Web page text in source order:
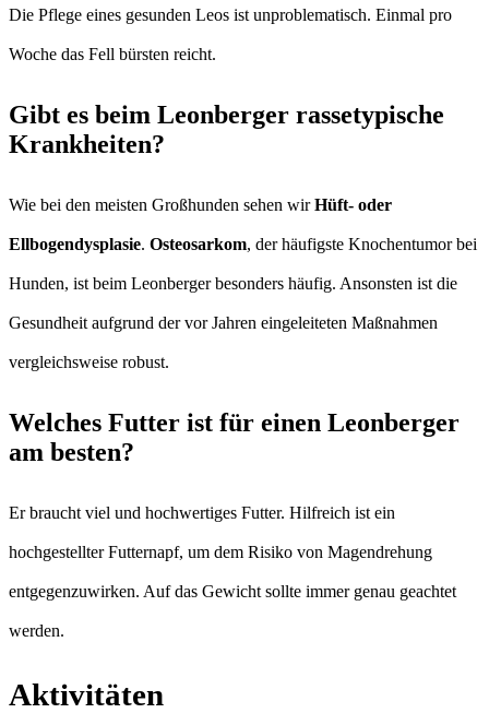
Die Pflege eines gesunden Leos ist unproblematisch. Einmal pro
Woche das Fell bürsten reicht.
Gibt es beim Leonberger rassetypische
Krankheiten?
Wie bei den meisten Großhunden sehen wirHüft- oder
Ellbogendysplasie. Osteosarkom, der häufigste Knochentumor bei
Hunden, ist beim Leonberger besonders häufig. Ansonsten ist die
Gesundheit aufgrund der vor Jahren eingeleiteten Maßnahmen
vergleichsweise robust.
Welches Futter ist für einen Leonberger
am besten?
Er braucht viel und hochwertiges Futter. Hilfreich ist ein
hochgestellter Futternapf, um dem Risiko von Magendrehung
entgegenzuwirken. Auf das Gewicht sollte immer genau geachtet
werden.
Aktivitäten